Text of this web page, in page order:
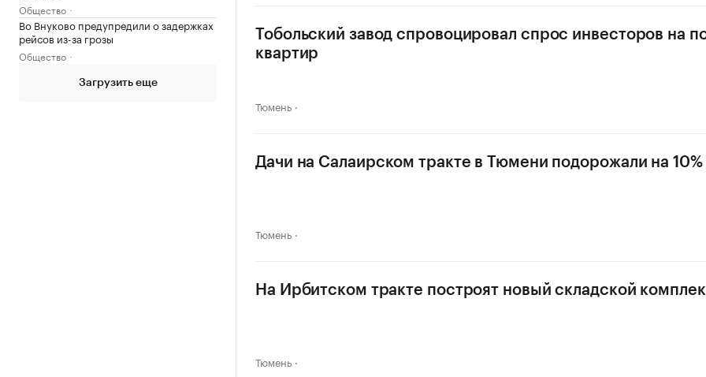
Общество
Во Внуково предупредили о задержках
рейсов из-за грозы
Общество
Загрузить еще
Тобольский завод спровоцировал спрос инвесторов на
квартир
Тюмень
Дачи на Салаирском тракте в Тюмени подорожали на 10%
Тюмень
На Ирбитском тракте построят новый складской
Тюмень